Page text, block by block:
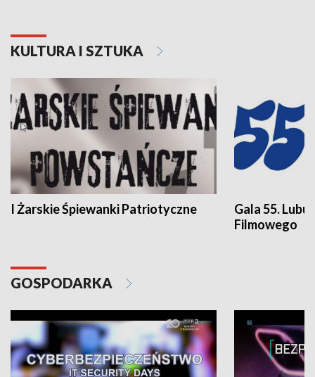
KULTURA I SZTUKA
I Żarskie Śpiewanki Patriotyczne
Gala 55.
Filmowego
GOSPODARKA